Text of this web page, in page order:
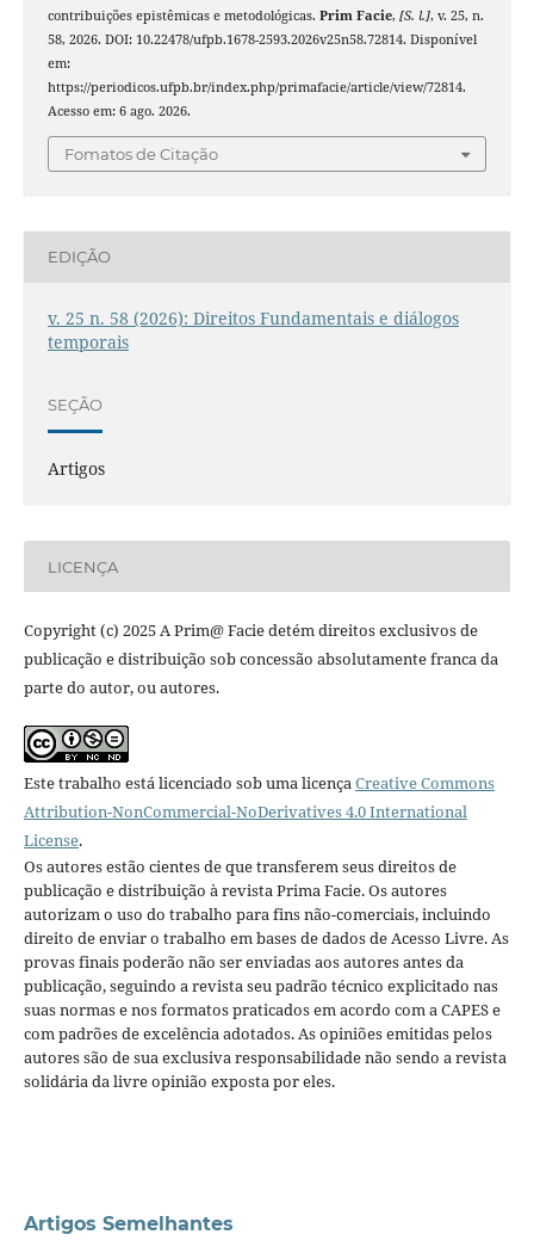
contribuições epistêmicas e metodológicas. Prim Facie, [S. l.], v. 25, n.
58, 2026. DOI: 10.22478/ufpb.1678-2593.2026v25n58.72814. Disponível
em:
https://periodicos.ufpb.br/index.php/primafacie/article/view/72814.
Acesso em: 6 ago. 2026.
Fomatos de Citação
EDIÇÃO
v. 25 n. 58 (2026): Direitos Fundamentais e diálogos
temporais
SEÇÃO
Artigos
LICENÇA
Copyright (c) 2025 A Prim@ Facie detém direitos exclusivos de
publicação e distribuição sob concessão absolutamente franca da
parte do autor, ou autores.
Este trabalho está licenciado sob uma licençaCreative Commons
Attribution-NonCommercial-NoDerivatives 4.0 International
License.
Os autores estão cientes de que transferem seus direitos de
publicação e distribuição à revista Prima Facie. Os autores
autorizam o uso do trabalho para fins não-comerciais, incluindo
direito de enviar o trabalho em bases de dados de Acesso Livre. As
provas finais poderão não ser enviadas aos autores antes da
publicação, seguindo a revista seu padrão técnico explicitado nas
suas normas e nos formatos praticados em acordo com a CAPES e
com padrões de excelência adotados. As opiniões emitidas pelos
autores são de sua exclusiva responsabilidade não sendo a revista
solidária da livre opinião exposta por eles.
Artigos Semelhantes